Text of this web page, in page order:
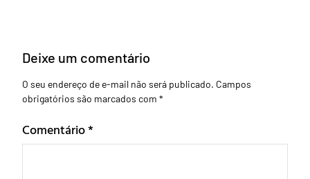
Deixe um comentário
O seu endereço de e-mail não será publicado. Campos
obrigatórios são marcados com *
Comentário*